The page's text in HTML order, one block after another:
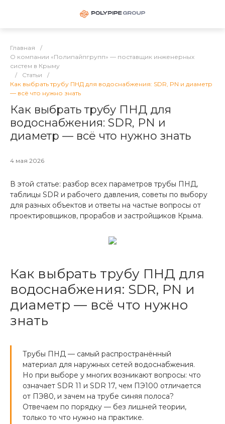
Главная
/
О компании «Полипайпгрупп» — поставщик инженерных
систем в Крыму
/
Статьи
/
Как выбрать трубу ПНД для водоснабжения: SDR, PN и диаметр
— всё что нужно знать
Как выбрать трубу ПНД для
водоснабжения: SDR, PN и
диаметр — всё что нужно знать
4 мая 2026
В этой статье: разбор всех параметров трубы ПНД,
таблицы SDR и рабочего давления, советы по выбору
для разных объектов и ответы на частые вопросы от
проектировщиков, прорабов и застройщиков Крыма.
Как выбрать трубу ПНД для
водоснабжения: SDR, PN и
диаметр — всё что нужно
знать
Трубы ПНД — самый распространённый
материал для наружных сетей водоснабжения.
Но при выборе у многих возникают вопросы: что
означает SDR 11 и SDR 17, чем ПЭ100 отличается
от ПЭ80, и зачем на трубе синяя полоса?
Отвечаем по порядку — без лишней теории,
только то что нужно на практике.